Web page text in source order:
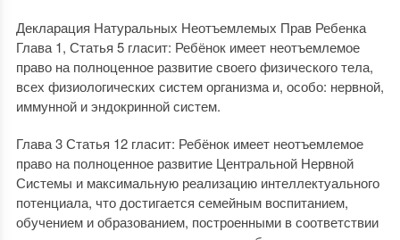
Декларация Натуральных Неотъемлемых Прав Ребенка
Глава 1, Статья 5 гласит: Ребёнок имеет неотъемлемое
право на полноценное развитие своего физического тела,
всех физиологических систем организма и, особо: нервной,
иммунной и эндокринной систем.
Глава 3 Статья 12 гласит: Ребёнок имеет неотъемлемое
право на полноценное развитие Центральной Нервной
Системы и максимальную реализацию интеллектуального
потенциала, что достигается семейным воспитанием,
обучением и образованием, построенными в соответствии